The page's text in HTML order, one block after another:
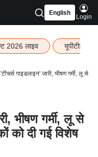
English
Login
2026 लाइव यूपीटीईटी
गाइडलाइन' जारी, भीषण गर्मी, लू से
भीषण गर्मी, लू से
को दी गई विशेष